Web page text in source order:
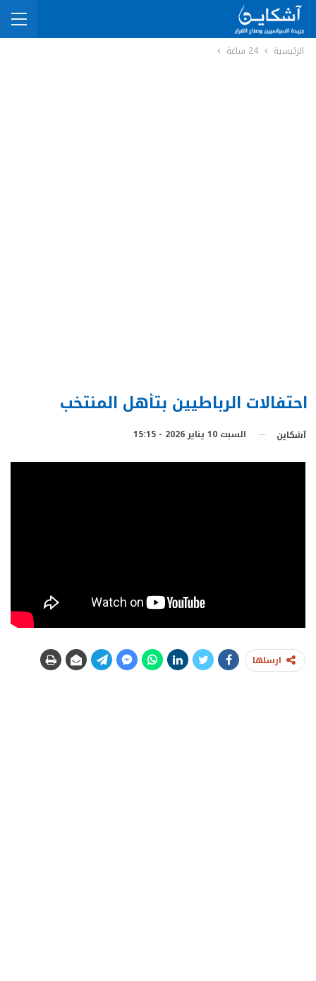
الرئيسية 24 ساعة
احتفالات الرباطيين بتأهل المنتخب
آشكاين السبت 10 يناير 2026 - 15:15
ارسلها